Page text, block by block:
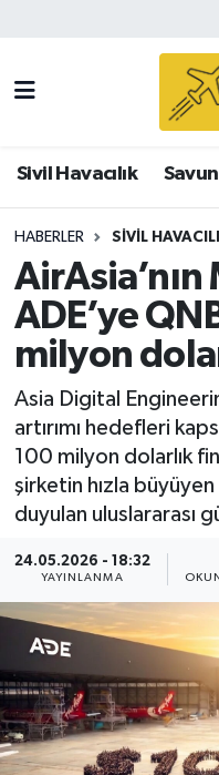
Sivil Havacılık
HABERLER SIVIL
ADE’ye
milyon
Asia Digital
artırımı hedefleri
100 milyon dolarlık
şirketin hızla
duyulan uluslararası
24.05.2026 - 18:32
YAYINLANMA